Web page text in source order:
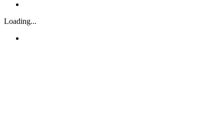
Loading...